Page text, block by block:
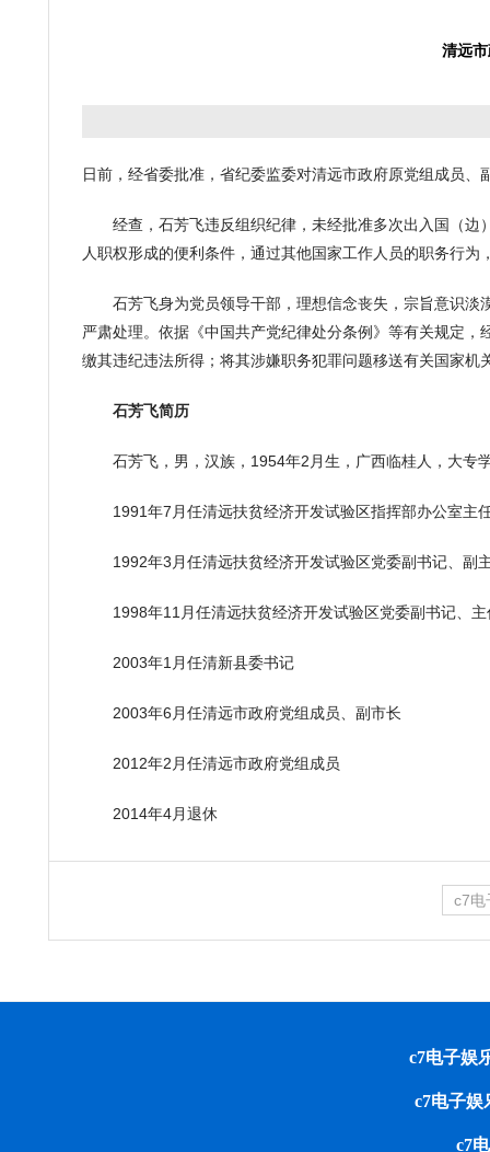
清远
日前，经省委批准，省纪委监委对清远市政府原党组成员
经查，石芳飞违反组织纪律，未经批准多次出入国（
人职权形成的便利条件，通过其他国家工作人员的职务行
石芳飞身为党员领导干部，理想信念丧失，宗旨意识
严肃处理。依据《中国共产党纪律处分条例》等有关规定
缴其违纪违法所得；将其涉嫌职务犯罪问题移送有关国家机
石芳飞简历
石芳飞，男，汉族， 1954年2 月生，广西临桂人，大专
1991年7 月任清远扶贫经济开发试验区指挥部办公室主
1992年3 月任清远扶贫经济开发试验区党委副书记、副
1998年11 月任清远扶贫经济开发试验区党委副书记、主
2003年1 月任清新县委书记
2003年6 月任清远市政府党组成员、副市长
2012年2 月任清远市政府党组成员
2014年4月退休
c7电
c7电子娱
c7电子娱
c7